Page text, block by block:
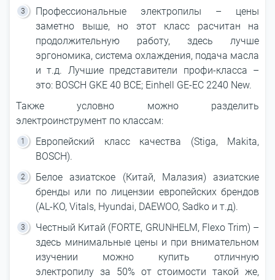
Профессиональные электропилы – цены
заметно выше, но этот класс расчитан на
продолжительную работу, здесь лучше
эргономика, система охлаждения, подача масла
и т.д. Лучшие представители профи-класса –
это: BOSCH GKE 40 BCE; Einhell GE-EC 2240 New.
Также условно можно разделить
электроинструмент по классам:
Европейский класс качества (Stiga, Makita,
BOSCH).
Белое азиатское (Китай, Малазия) азиатские
бренды или по лицензии европейских брендов
(AL-KO, Vitals, Hyundai, DAEWOO, Sadko и т.д).
Честный Китай (FORTE, GRUNHELM, Flexo Trim) –
здесь минимальные цены и при внимательном
изучении можно купить отличную
электропилу за 50% от стоимости такой же,